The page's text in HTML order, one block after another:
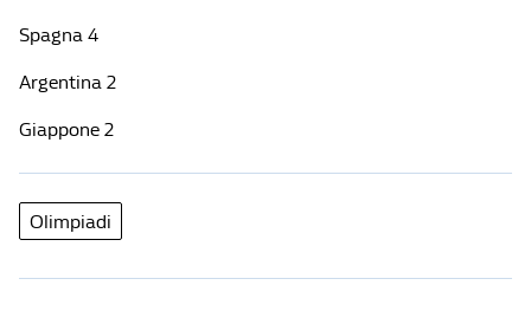
Spagna 4
Argentina 2
Giappone 2
Olimpiadi